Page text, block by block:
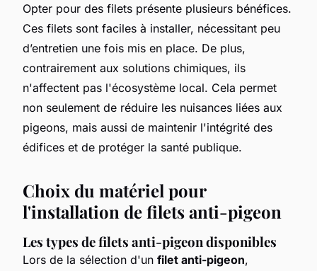
Opter pour des filets présente plusieurs bénéfices.
Ces filets sont faciles à installer, nécessitant peu
d’entretien une fois mis en place. De plus,
contrairement aux solutions chimiques, ils
n'affectent pas l'écosystème local. Cela permet
non seulement de réduire les nuisances liées aux
pigeons, mais aussi de maintenir l'intégrité des
édifices et de protéger la santé publique.
Choix du matériel pour
l'installation de filets anti-pigeon
Les types de filets anti-pigeon disponibles
Lors de la sélection d'un filet anti-pigeon,